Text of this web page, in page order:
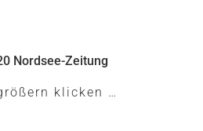
Nordsee-Zeitung
klicken …